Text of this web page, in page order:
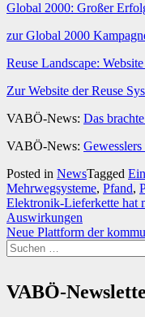
Global 2000: Großer
zur Global 2000
Reuse Landscape:
Zur Website der Reuse
VABÖ-News: Das
VABÖ-News:
Posted in NewsTagged
Mehrwegsysteme, Pfand,
Elektronik-Lieferkette hat
Auswirkungen
Neue Plattform der
Suchen
nach:
VABÖ-